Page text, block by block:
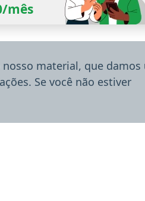
mês
material, que damos
Se você não estiver